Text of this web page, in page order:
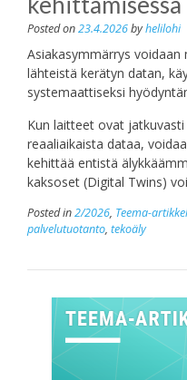
Posted on23.4.2026byhelilohi
Asiakasymmärrys voidaan
lähteistä kerätyn datan,
systemaattiseksi
Kun laitteet ovat
reaaliaikaista dataa,
kehittää entistä
kaksoset (Digital Twins)
Posted in2/2026, Teema-
palvelutuotanto, tekoäly